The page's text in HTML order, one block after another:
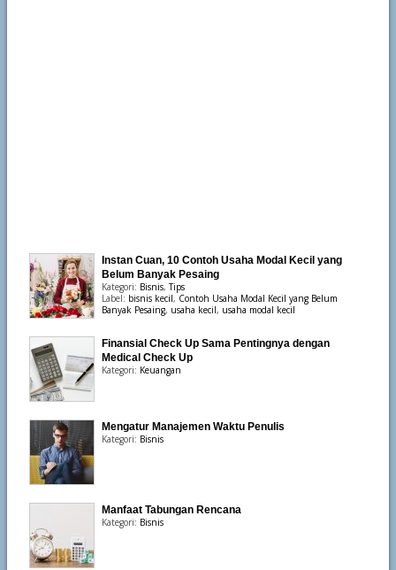
Instan Cuan, 10 Contoh Usaha Modal Kecil yang
Belum Banyak Pesaing
Kategori: Bisnis,Tips
Label: bisnis kecil, Contoh Usaha Modal Kecil yang Belum
Banyak Pesaing, usaha kecil, usaha modal kecil
Finansial Check Up Sama Pentingnya dengan
Medical Check Up
Kategori: Keuangan
Mengatur Manajemen Waktu Penulis
Kategori: Bisnis
Manfaat Tabungan Rencana
Kategori: Bisnis